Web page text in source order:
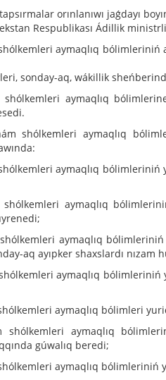
orınlanıwı jaǵdayı
Respublikası Ádillik
aymaqlıq
sonday-aq, wákillik
aymaqlıq
shólkemleri aymaqlıq
aymaqlıq bólimleriniń
aymaqlıq
aymaqlıq
aq ayıpker shaxslardı
aymaqlıq
aymaqlıq bólimleri
shólkemleri aymaqlıq
gúwalıq beredi;
aymaqlıq bólimleriniń